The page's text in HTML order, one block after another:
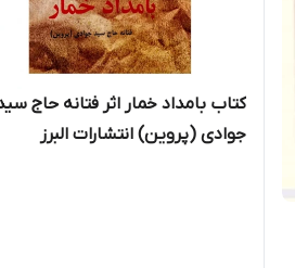
کتاب بامداد خمار اثر فتانه حاج
جوادی (پروین) انتشارات البرز